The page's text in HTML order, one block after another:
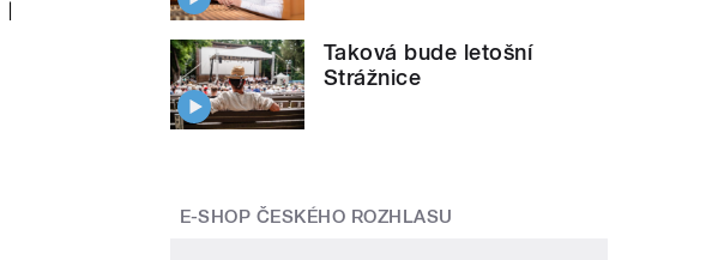
Taková bude letošní
Strážnice
E-SHOP ČESKÉHO ROZHLASU